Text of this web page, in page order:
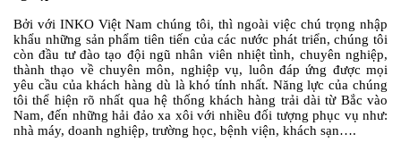
Bởi với INKO Việt Nam chúng tôi, thì ngoài việc chú trọng nhập
khẩu những sản phẩm tiên tiến của các nước phát triển, chúng tôi
còn đầu tư đào tạo đội ngũ nhân viên nhiệt tình, chuyên nghiệp,
thành thạo về chuyên môn, nghiệp vụ, luôn đáp ứng được mọi
yêu cầu của khách hàng dù là khó tính nhất. Năng lực của chúng
tôi thể hiện rõ nhất qua hệ thống khách hàng trải dài từ Bắc vào
Nam, đến những hải đảo xa xôi với nhiều đối tượng phục vụ như:
nhà máy, doanh nghiệp, trường học, bệnh viện, khách sạn….